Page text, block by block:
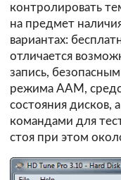
контролировать
на предмет
вариантах:
отличается
запись,
режима AAM,
состояния дисков,
командами для
стоя при этом